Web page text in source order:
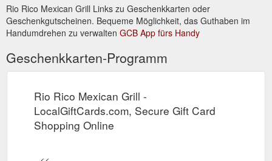
Rio Rico Mexican Grill Links zu Geschenkkarten oder
Geschenkgutscheinen. Bequeme Möglichkeit, das Guthaben im
Handumdrehen zu verwalten GCB App fürs Handy
Geschenkkarten-Programm
Rio Rico Mexican Grill -
LocalGiftCards.com, Secure Gift Card
Shopping Online